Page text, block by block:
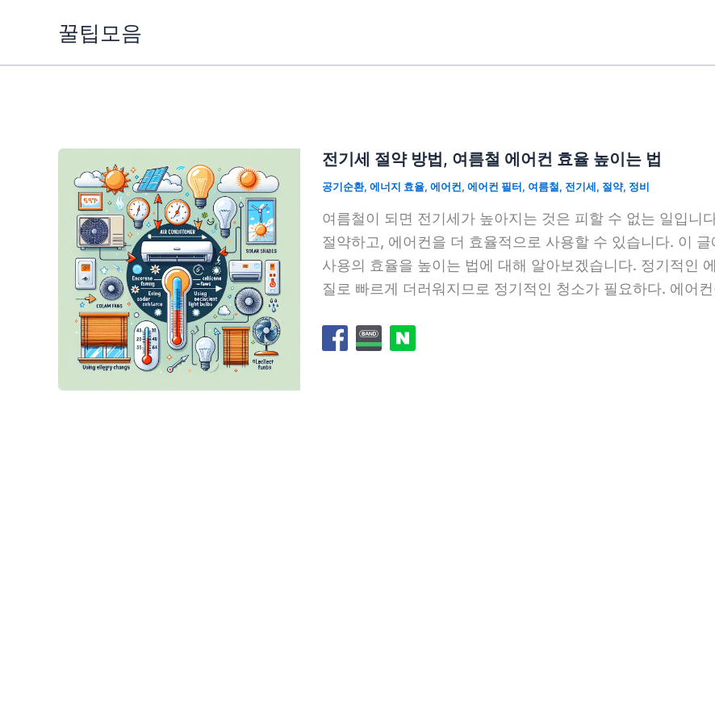
꿀팁모음
전기세 절약 방법, 여름철 에어컨 효율 높이는 법
공기순환, 에너지 효율, 에어컨, 에어컨 필터, 여름철, 전기세, 절약, 정비
여름철이 되면 전기세가 높아지는 것은 피할 수 없는 일입니
절약하고, 에어컨을 더 효율적으로 사용할 수 있습니다. 이
사용의 효율을 높이는 법에 대해 알아보겠습니다. 정기적인
질로 빠르게 더러워지므로 정기적인 청소가 필요하다. 에어